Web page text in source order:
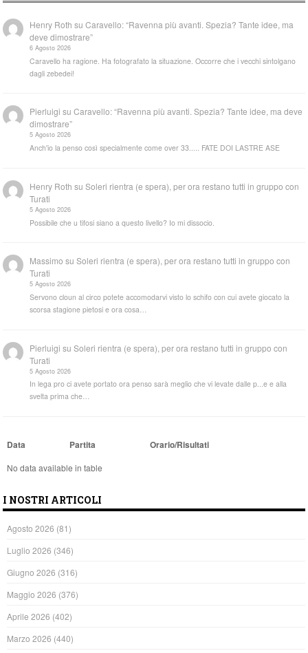
Henry Roth suCaravello: “Ravenna più avanti. Spezia? Tante idee, ma
deve dimostrare”
6 Agosto 2026
Caravello ha ragione. Ha fotografato la situazione. Occorre che i vecchi sintolgano
dagli zebedei!
Pierluigi suCaravello: “Ravenna più avanti. Spezia? Tante idee, ma deve
dimostrare”
5 Agosto 2026
Anch'io la penso così specialmente come over 33..... FATE DOI LASTRE ASE
Henry Roth suSoleri rientra (e spera), per ora restano tutti in gruppo con
Turati
5 Agosto 2026
Possibile che u tifosi siano a questo livello? Io mi dissocio.
Massimo suSoleri rientra (e spera), per ora restano tutti in gruppo con
Turati
5 Agosto 2026
Servono cloun al circo potete accomodarvi visto lo schifo con cui avete giocato la
scorsa stagione pietosi e ora cosa…
Pierluigi suSoleri rientra (e spera), per ora restano tutti in gruppo con
Turati
5 Agosto 2026
In lega pro ci avete portato ora penso sarà meglio che vi levate dalle p...e e alla
svelta prima che…
Data Partita Orario/Risultati
No data available in table
I NOSTRI ARTICOLI
Agosto 2026 (81)
Luglio 2026 (346)
Giugno 2026 (316)
Maggio 2026 (376)
Aprile 2026 (402)
Marzo 2026 (440)